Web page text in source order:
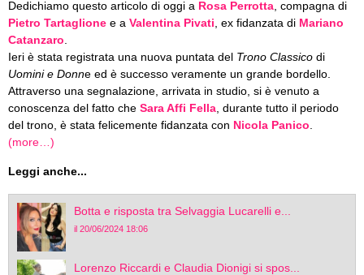
Dedichiamo questo articolo di oggi a Rosa Perrotta , compagna di
Pietro Tartaglione e a Valentina Pivati , ex fidanzata di Mariano
Catanzaro
Ieri è stata registrata una nuova puntata del Trono Classico di
Uomini e Donne ed è successo veramente un grande bordello.
Attraverso una segnalazione, arrivata in studio, si è venuto a
conoscenza del fatto che Sara Affi Fella , durante tutto il periodo
del trono, è stata felicemente fidanzata con Nicola Panico
(more…)
Leggi anche...
Botta e risposta tra Selvaggia Lucarelli e...
il 20/06/2024 18:06
Lorenzo Riccardi e Claudia Dionigi si spos...